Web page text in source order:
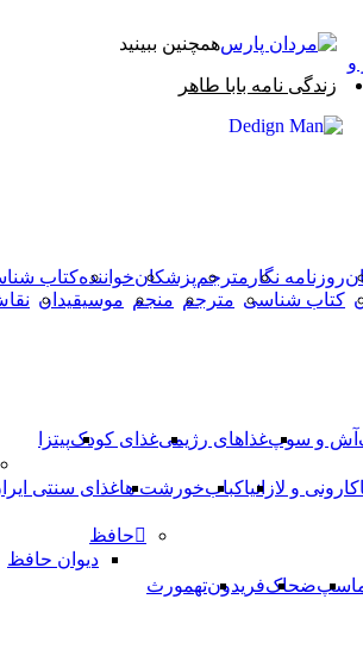
و
روزنامه نگار مترجمپزشکانخوانندهکتاب
کتاب شناسی مترجم منجم موسیقیدان
آش و سوپغذاهای رژیمیغذای کودکپیتزا
و لازانیاکبابخورشت هاغذای سنتی
ضحاکفریدونتهمورث
حافظ
دیوان حافظ
همچنین ببینید
زندگی نامه بابا طاهر